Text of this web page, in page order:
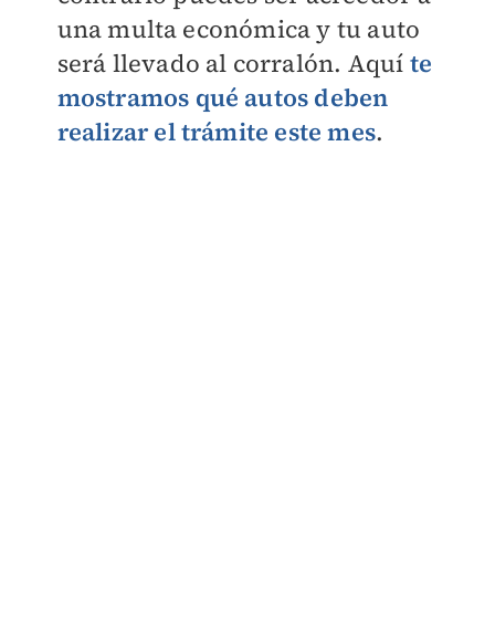
una multa económica y tu auto
será llevado al corralón. Aquí te
mostramos qué autos deben
realizar el trámite este mes.